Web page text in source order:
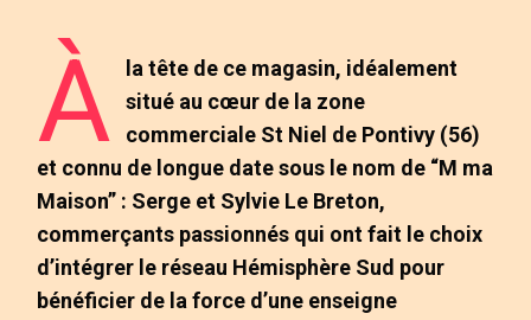
À
la tête de ce magasin, idéalement
situé au cœur de la zone
commerciale St Niel de Pontivy (56)
et connu de longue date sous le nom de “M ma
Maison” : Serge et Sylvie Le Breton,
commerçants passionnés qui ont fait le choix
d’intégrer le réseau Hémisphère Sud pour
bénéficier de la force d’une enseigne